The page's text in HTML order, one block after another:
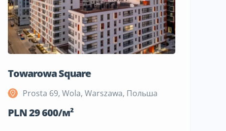
Towarowa Square
Prosta 69, Wola, Warszawa, Польша
PLN 29 600/м²